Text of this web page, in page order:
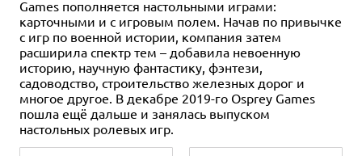
Games пополняется настольными играми:
карточными и с игровым полем. Начав по привычке
с игр по военной истории, компания затем
расширила спектр тем – добавила невоенную
историю, научную фантастику, фэнтези,
садоводство, строительство железных дорог и
многое другое. В декабре 2019-го Osprey Games
пошла ещё дальше и занялась выпуском
настольных ролевых игр.